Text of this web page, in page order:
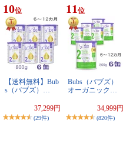
10位
【送料無料】Bub
s（バブズ）…
37,299円
(29件)
11 位
Bubs（バブズ）
オーガニック…
34,999円
(820件)